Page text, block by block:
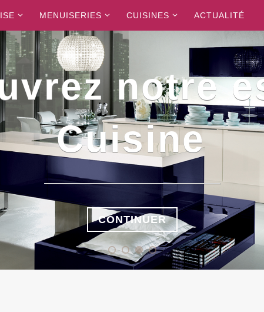
MENUISERIES CUISINES ACTUALITÉ
notre
Cuisine
CONTINUER